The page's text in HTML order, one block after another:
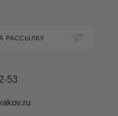
РАССЫЛКУ
53